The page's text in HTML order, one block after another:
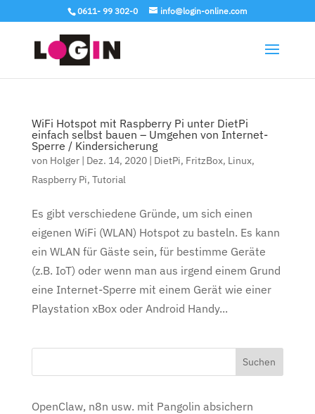
0611- 99 302-0 info@login-online.com
WiFi Hotspot mit Raspberry Pi unter DietPi
einfach selbst bauen – Umgehen von Internet-
Sperre / Kindersicherung
von Holger| Dez. 14, 2020| DietPi, FritzBox, Linux,
Raspberry Pi, Tutorial
Es gibt verschiedene Gründe, um sich einen
eigenen WiFi (WLAN) Hotspot zu basteln. Es kann
ein WLAN für Gäste sein, für bestimme Geräte
(z.B. IoT) oder wenn man aus irgend einem Grund
eine Internet-Sperre mit einem Gerät wie einer
Playstation xBox oder Android Handy...
OpenClaw, n8n usw. mit Pangolin absichern